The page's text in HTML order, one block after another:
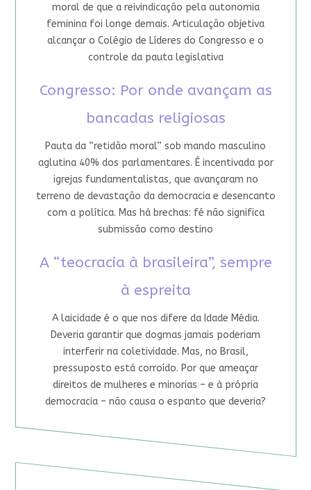
moral de que a reivindicação pela autonomia
feminina foi longe demais. Articulação objetiva
alcançar o Colégio de Líderes do Congresso e o
controle da pauta legislativa
Congresso: Por onde avançam as
bancadas religiosas
Pauta da “retidão moral” sob mando masculino
aglutina 40% dos parlamentares. É incentivada por
igrejas fundamentalistas, que avançaram no
terreno de devastação da democracia e desencanto
com a política. Mas há brechas: fé não significa
submissão como destino
A “teocracia à brasileira”, sempre
à espreita
A laicidade é o que nos difere da Idade Média.
Deveria garantir que dogmas jamais poderiam
interferir na coletividade. Mas, no Brasil,
pressuposto está corroído. Por que ameaçar
direitos de mulheres e minorias – e à própria
democracia – não causa o espanto que deveria?